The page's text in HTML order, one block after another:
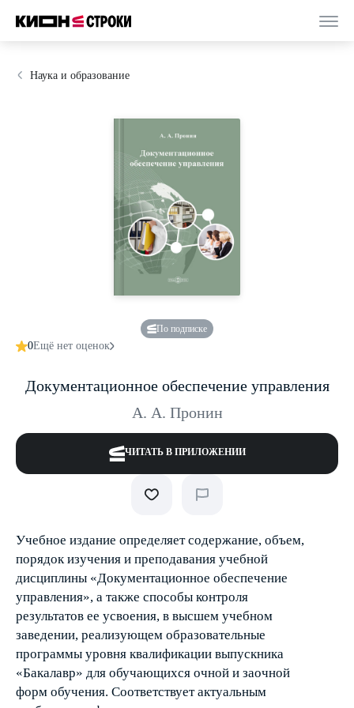
Наука и образование
По подписке
0Ещё нет оценок
Документационное обеспечение управления
А. А. Пронин
ЧИТАТЬ В ПРИЛОЖЕНИИ
Учебное издание определяет содержание, объем,
порядок изучения и преподавания учебной
дисциплины «Документационное обеспечение
управления», а также способы контроля
результатов ее усвоения, в высшем учебном
заведении, реализующем образовательные
программы уровня квалификации выпускника
«Бакалавр» для обучающихся очной и заочной
форм обучения. Соответствует актуальным